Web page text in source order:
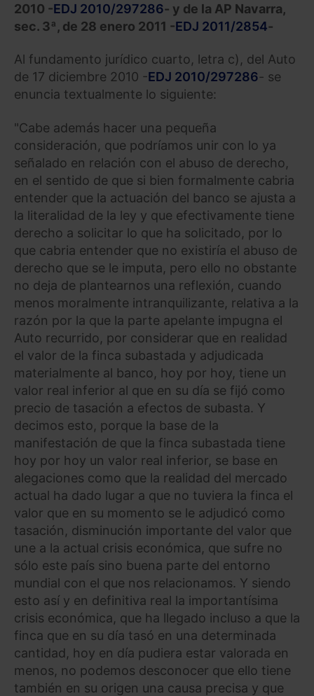
2010 -EDJ 2010/297286- y de la AP Navarra,
sec. 3ª, de 28 enero 2011 -EDJ 2011/2854-
Al fundamento jurídico cuarto, letra c), del Auto
de 17 diciembre 2010 -EDJ 2010/297286- se
enuncia textualmente lo siguiente:
"Cabe además hacer una pequeña
consideración, que podríamos unir con lo ya
señalado en relación con el abuso de derecho,
en el sentido de que si bien formalmente cabria
entender que la actuación del banco se ajusta a
la literalidad de la ley y que efectivamente tiene
derecho a solicitar lo que ha solicitado, por lo
que cabria entender que no existiría el abuso de
derecho que se le imputa, pero ello no obstante
no deja de plantearnos una reflexión, cuando
menos moralmente intranquilizante, relativa a la
razón por la que la parte apelante impugna el
Auto recurrido, por considerar que en realidad
el valor de la finca subastada y adjudicada
materialmente al banco, hoy por hoy, tiene un
valor real inferior al que en su día se fijó como
precio de tasación a efectos de subasta. Y
decimos esto, porque la base de la
manifestación de que la finca subastada tiene
hoy por hoy un valor real inferior, se base en
alegaciones como que la realidad del mercado
actual ha dado lugar a que no tuviera la finca el
valor que en su momento se le adjudicó como
tasación, disminución importante del valor que
une a la actual crisis económica, que sufre no
sólo este país sino buena parte del entorno
mundial con el que nos relacionamos. Y siendo
esto así y en definitiva real la importantísima
crisis económica, que ha llegado incluso a que la
finca que en su día tasó en una determinada
cantidad, hoy en día pudiera estar valorada en
menos, no podemos desconocer que ello tiene
también en su origen una causa precisa y que